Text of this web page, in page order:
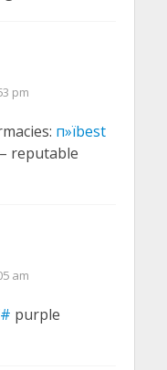
pm
п»їbest
– reputable
am
purple